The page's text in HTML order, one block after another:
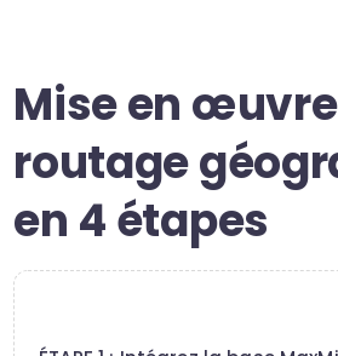
Mise en
routage
en 4 étapes